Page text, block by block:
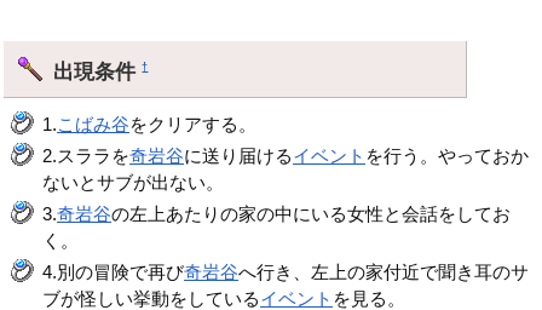
出現条件†
1.こばみ谷をクリアする。
2.スララを奇岩谷に送り届けるイベント を行う。やっておか
ないとサブが出ない。
3.奇岩谷の左上あたりの家の中にいる女性と会話をしてお
く。
4.別の冒険で再び奇岩谷へ行き、左上の家付近で聞き耳のサ
ブが怪しい挙動をしているイベント を見る。